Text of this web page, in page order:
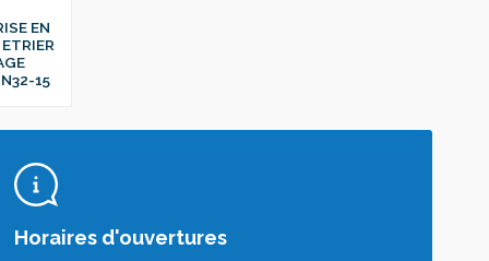
EN
15
Horaires d'ouvertures